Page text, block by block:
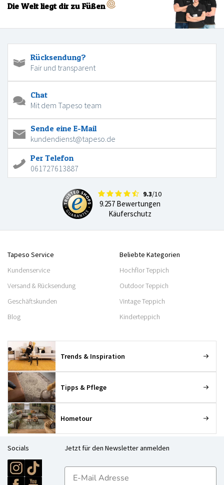
Die Welt liegt dir zu Füßen
Rücksendung?
Fair und transparent
Chat
Mit dem Tapeso team
Sende eine E-Mail
kundendienst@tapeso.de
Per Telefon
061727613887
9.3/10
9.257 Bewertungen
Käuferschutz
Tapeso Service
Kundenservice
Versand & Rücksendung
Geschäftskunden
Blog
Beliebte Kategorien
Hochflor Teppich
Outdoor Teppich
Vintage Teppich
Kinderteppich
Trends & Inspiration
Tipps & Pflege
Hometour
Socials Jetzt für den Newsletter anmelden
E-mailadres